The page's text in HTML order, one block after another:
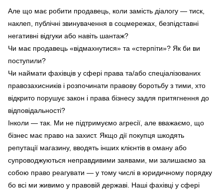
Але що має робити продавець, коли замість діалогу — тиск,
наклеп, публічні звинувачення в соцмережах, безпідставні
негативні відгуки або навіть шантаж?
Чи має продавець «відмахнутися» та «стерпіти»? Як би ви
поступили?
Чи наймати фахівців у сфері права та/або спеціалізованих
правозахисників і розпочинати правову боротьбу з тими, хто
відкрито порушує закон і права бізнесу задля притягнення до
відповідальності?
Інколи — так. Ми не підтримуємо агресії, але вважаємо, що
бізнес має право на захист. Якщо дії покупця шкодять
репутації магазину, вводять інших клієнтів в оману або
супроводжуються неправдивими заявами, ми залишаємо за
собою право реагувати — у тому числі в юридичному порядку
бо всі ми живимо у правовій державі. Наші фахівці у сфері